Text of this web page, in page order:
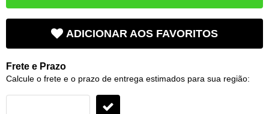
ADICIONAR AOS FAVORITOS
Frete e Prazo
Calcule o frete e o prazo de entrega estimados para sua região: